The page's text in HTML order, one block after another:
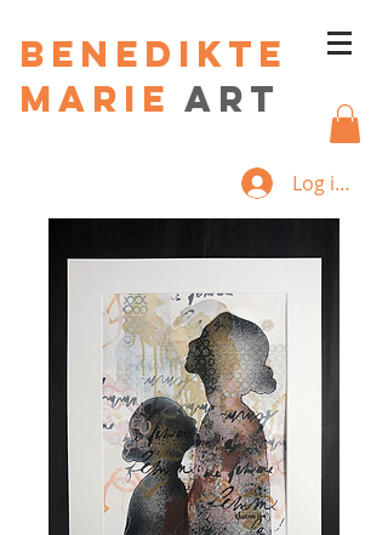
Benedikte
Marie art
Log ind